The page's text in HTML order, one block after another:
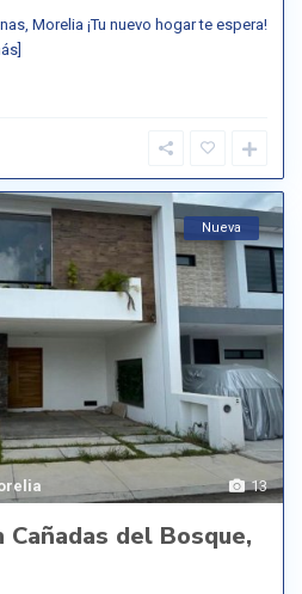
Morelia ¡Tu nuevo hogar te espera!
13
Nueva
Cañadas del Bosque,